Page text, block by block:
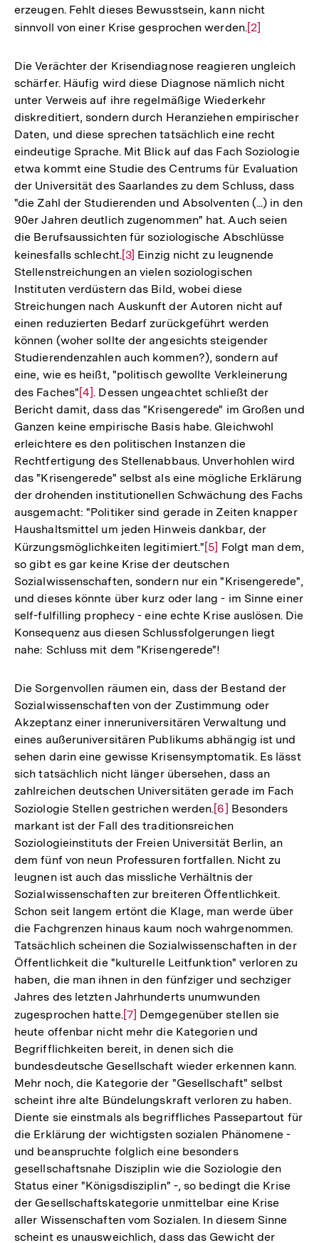
erzeugen. Fehlt dieses Bewusstsein, kann nicht
sinnvoll von einer Krise gesprochen werden.Zur
der
Fußnote
[2]
Die Verächter der Krisendiagnose reagieren ungleich
schärfer. Häufig wird diese Diagnose nämlich nicht
unter Verweis auf ihre regelmäßige Wiederkehr
diskreditiert, sondern durch Heranziehen empirischer
Daten, und diese sprechen tatsächlich eine recht
eindeutige Sprache. Mit Blick auf das Fach Soziologie
etwa kommt eine Studie des Centrums für Evaluation
der Universität des Saarlandes zu dem Schluss, dass
"die Zahl der Studierenden und Absolventen (...) in den
90er Jahren deutlich zugenommen" hat. Auch seien
die Berufsaussichten für soziologische Abschlüsse
keinesfalls schlecht.Zur
Auflösung
der
Fußnote
[3] Einzig nicht zu leugnende
Stellenstreichungen an vielen soziologischen
Instituten verdüstern das Bild, wobei diese
Streichungen nach Auskunft der Autoren nicht auf
einen reduzierten Bedarf zurückgeführt werden
können (woher sollte der angesichts steigender
Studierendenzahlen auch kommen?), sondern auf
eine, wie es heißt, "politisch gewollte Verkleinerung
des Faches"Zur
Auflösung
der
Fußnote
[4]. Dessen ungeachtet schließt der
Bericht damit, dass das "Krisengerede" im Großen und
Ganzen keine empirische Basis habe. Gleichwohl
erleichtere es den politischen Instanzen die
Rechtfertigung des Stellenabbaus. Unverhohlen wird
das "Krisengerede" selbst als eine mögliche Erklärung
der drohenden institutionellen Schwächung des Fachs
ausgemacht: "Politiker sind gerade in Zeiten knapper
Haushaltsmittel um jeden Hinweis dankbar, der
Kürzungsmöglichkeiten legitimiert."Zur
Auflösung
der
Fußnote
[5] Folgt man dem,
so gibt es gar keine Krise der deutschen
Sozialwissenschaften, sondern nur ein "Krisengerede",
und dieses könnte über kurz oder lang - im Sinne einer
self-fulfilling prophecy - eine echte Krise auslösen. Die
Konsequenz aus diesen Schlussfolgerungen liegt
nahe: Schluss mit dem "Krisengerede"!
Die Sorgenvollen räumen ein, dass der Bestand der
Sozialwissenschaften von der Zustimmung oder
Akzeptanz einer inneruniversitären Verwaltung und
eines außeruniversitären Publikums abhängig ist und
sehen darin eine gewisse Krisensymptomatik. Es lässt
sich tatsächlich nicht länger übersehen, dass an
zahlreichen deutschen Universitäten gerade im Fach
Soziologie Stellen gestrichen werden.Zur
Auflösung
der
Fußnote
[6] Besonders
markant ist der Fall des traditionsreichen
Soziologieinstituts der Freien Universität Berlin, an
dem fünf von neun Professuren fortfallen. Nicht zu
leugnen ist auch das missliche Verhältnis der
Sozialwissenschaften zur breiteren Öffentlichkeit.
Schon seit langem ertönt die Klage, man werde über
die Fachgrenzen hinaus kaum noch wahrgenommen.
Tatsächlich scheinen die Sozialwissenschaften in der
Öffentlichkeit die "kulturelle Leitfunktion" verloren zu
haben, die man ihnen in den fünfziger und sechziger
Jahres des letzten Jahrhunderts unumwunden
zugesprochen hatte.Zur
Auflösung
der
Fußnote
[7] Demgegenüber stellen sie
heute offenbar nicht mehr die Kategorien und
Begrifflichkeiten bereit, in denen sich die
bundesdeutsche Gesellschaft wieder erkennen kann.
Mehr noch, die Kategorie der "Gesellschaft" selbst
scheint ihre alte Bündelungskraft verloren zu haben.
Diente sie einstmals als begriffliches Passepartout für
die Erklärung der wichtigsten sozialen Phänomene -
und beanspruchte folglich eine besonders
gesellschaftsnahe Disziplin wie die Soziologie den
Status einer "Königsdisziplin" -, so bedingt die Krise
der Gesellschaftskategorie unmittelbar eine Krise
aller Wissenschaften vom Sozialen. In diesem Sinne
scheint es unausweichlich, dass das Gewicht der